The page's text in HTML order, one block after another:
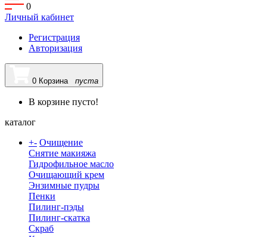
0
Личный кабинет
Регистрация
Авторизация
0 Корзина пуста
В корзине пусто!
каталог
+- Очищение
Снятие макияжа
Гидрофильное масло
Очищающий крем
Энзимные пудры
Пенки
Пилинг-пэды
Пилинг-скатка
Скраб